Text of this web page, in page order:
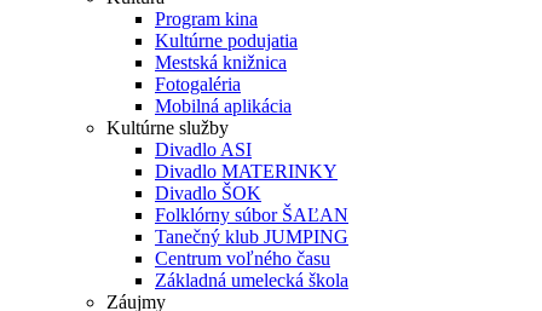
Program kina
Kultúrne podujatia
Mestská knižnica
Fotogaléria
Mobilná aplikácia
Kultúrne služby
Divadlo ASI
Divadlo MATERINKY
Divadlo ŠOK
Folklórny súbor ŠAĽAN
Tanečný klub JUMPING
Centrum voľného času
Základná umelecká škola
Záujmy